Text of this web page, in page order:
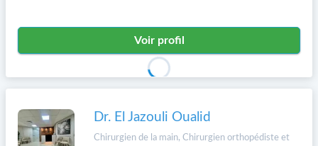
Voir profil
Dr. El Jazouli Oualid
Chirurgien de la main, Chirurgien orthopédiste et